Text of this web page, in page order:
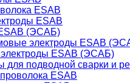
ESAB
ESAB
(ЭСАБ)
электроды ESAB
ESAB (ЭСАБ)
для подводной сварки и
ESAB